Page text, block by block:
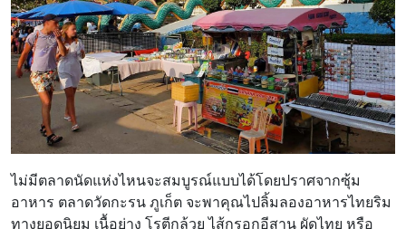
ไม่มีตลาดนัดแห่งไหนจะสมบูรณ์แบบได้โดยปราศจากซุ้ม
อาหาร ตลาดวัดกะรน ภูเก็ต จะพาคุณไปลิ้มลองอาหารไทยริม
ทางยอดนิยม เนื้อย่าง โรตีกล้วย ไส้กรอกอีสาน ผัดไทย หรือ